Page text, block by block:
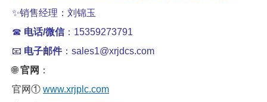
✨销售经理：刘锦玉
☎ 电话/微信：15359273791
📧 电子邮件：sales1@xrjdcs.com
🌐官网 ：
官网① www.xrjplc.com